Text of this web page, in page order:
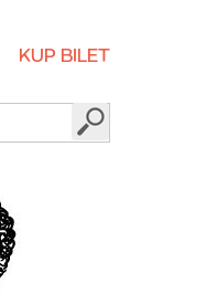
KUP BILET